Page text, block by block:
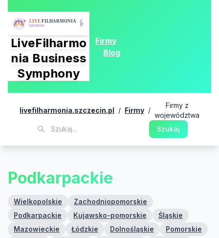
LiveFilharmo
nia Business
Symphony
Firmy
Blog
livefilharmonia.szczecin.pl / Firmy /
Firmy z
województwa
Szukaj
Podkarpackie
Wielkopolskie
Zachodniopomorskie
Podkarpackie
Kujawsko-pomorskie
Śląskie
Mazowieckie
Łódzkie Dolnośląskie
Pomorskie